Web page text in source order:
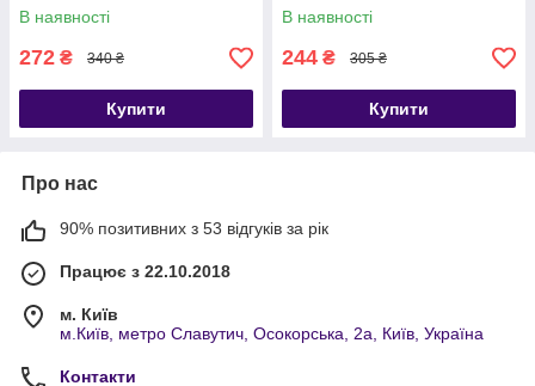
В наявності
272 ₴ 340 ₴
Купити
В наявності
244 ₴ 305 ₴
Купити
Про нас
90% позитивних з 53 відгуків за рік
Працює з 22.10.2018
м. Київ
м.Київ, метро Славутич, Осокорська, 2а, Київ, Україна
Контакти